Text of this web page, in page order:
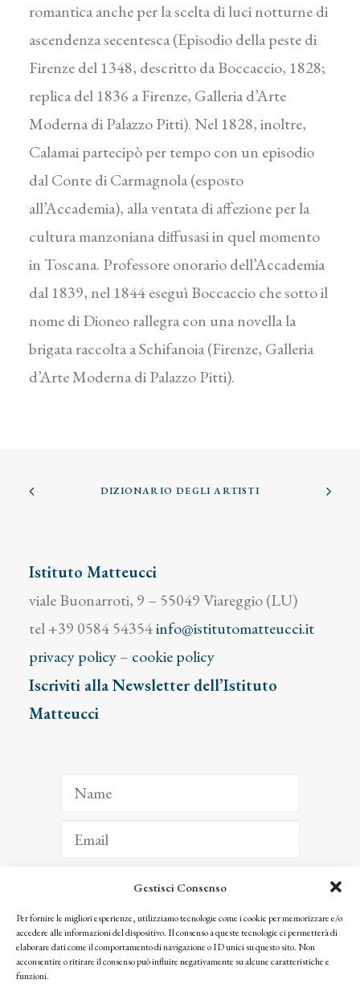
Gestisci Consenso
Per fornire le migliori esperienze, utilizziamo tecnologie come i cookie per memorizzare e/o
accedere alle informazioni del dispositivo. Il consenso a queste tecnologie ci permetterà di
elaborare dati come il comportamento di navigazione o ID unici su questo sito. Non
acconsentire o ritirare il consenso può influire negativamente su alcune caratteristiche e
funzioni.
romantica anche per la scelta di luci notturne di
ascendenza secentesca (Episodio della peste di
Firenze del 1348, descritto da Boccaccio, 1828;
replica del 1836 a Firenze, Galleria d’Arte
Moderna di Palazzo Pitti). Nel 1828, inoltre,
Calamai partecipò per tempo con un episodio
dal Conte di Carmagnola (esposto
all’Accademia), alla ventata di affezione per la
cultura manzoniana diffusasi in quel momento
in Toscana. Professore onorario dell’Accademia
dal 1839, nel 1844 eseguì Boccaccio che sotto il
nome di Dioneo rallegra con una novella la
brigata raccolta a Schifanoia (Firenze, Galleria
d’Arte Moderna di Palazzo Pitti).
DIZIONARIO DEGLI ARTISTI
Istituto Matteucci
viale Buonarroti, 9 – 55049 Viareggio (LU)
tel +39 0584 54354info@istitutomatteucci.it
privacy policy– cookie policy
Iscriviti alla Newsletter dell’Istituto
Matteucci
ISCRIVITI
Facendo clic per iscriverti, riconosci che le tue informazioni saranno trattate
seguendo la nostra Privacy Policy
© 2025 Istituto Matteucci. All right reserved